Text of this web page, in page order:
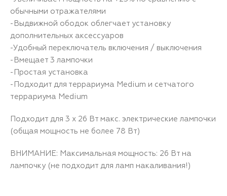
обычными отражателями
-Выдвижной ободок облегчает установку
дополнительных аксессуаров
-Удобный переключатель включения / выключения
-Вмещает 3 лампочки
-Простая установка
-Подходит для террариума Medium и сетчатого
террариума Medium
Подходит для 3 x 26 Вт макс. электрические лампочки
(общая мощность не более 78 Вт)
ВНИМАНИЕ: Максимальная мощность: 26 Вт на
лампочку (не подходит для ламп накаливания!)